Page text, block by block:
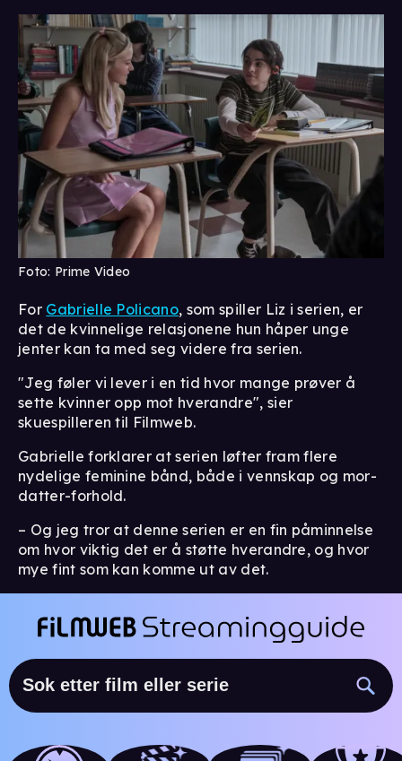
Foto: Prime Video
For Gabrielle Policano, som spiller Liz i serien, er
det de kvinnelige relasjonene hun håper unge
jenter kan ta med seg videre fra serien.
"Jeg føler vi lever i en tid hvor mange prøver å
sette kvinner opp mot hverandre", sier
skuespilleren til Filmweb.
Gabrielle forklarer at serien løfter fram flere
nydelige feminine bånd, både i vennskap og mor-
datter-forhold.
– Og jeg tror at denne serien er en fin påminnelse
om hvor viktig det er å støtte hverandre, og hvor
mye fint som kan komme ut av det.